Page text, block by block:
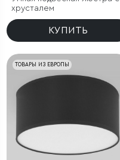
хрусталем
КУПИТЬ
ТОВАРЫ ИЗ ЕВРОПЫ